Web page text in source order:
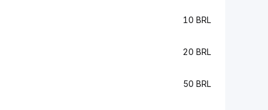
10 BRL
20 BRL
50 BRL